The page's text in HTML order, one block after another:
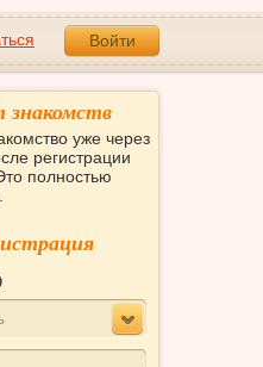
Войти
уже через
регистрации
полностью